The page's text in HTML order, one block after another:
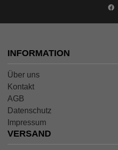
INFORMATION
Über uns
Kontakt
AGB
Datenschutz
Impressum
VERSAND